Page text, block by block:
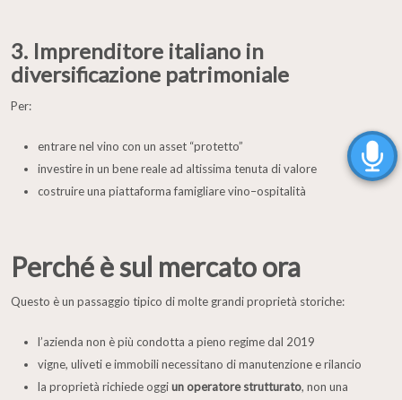
3. Imprenditore italiano in
diversificazione patrimoniale
Per:
entrare nel vino con un asset “protetto”
investire in un bene reale ad altissima tenuta di valore
costruire una piattaforma famigliare vino–ospitalità
Perché è sul mercato ora
Questo è un passaggio tipico di molte grandi proprietà storiche:
l’azienda non è più condotta a pieno regime dal 2019
vigne, uliveti e immobili necessitano di manutenzione e rilancio
la proprietà richiede oggiun operatore strutturato, non una